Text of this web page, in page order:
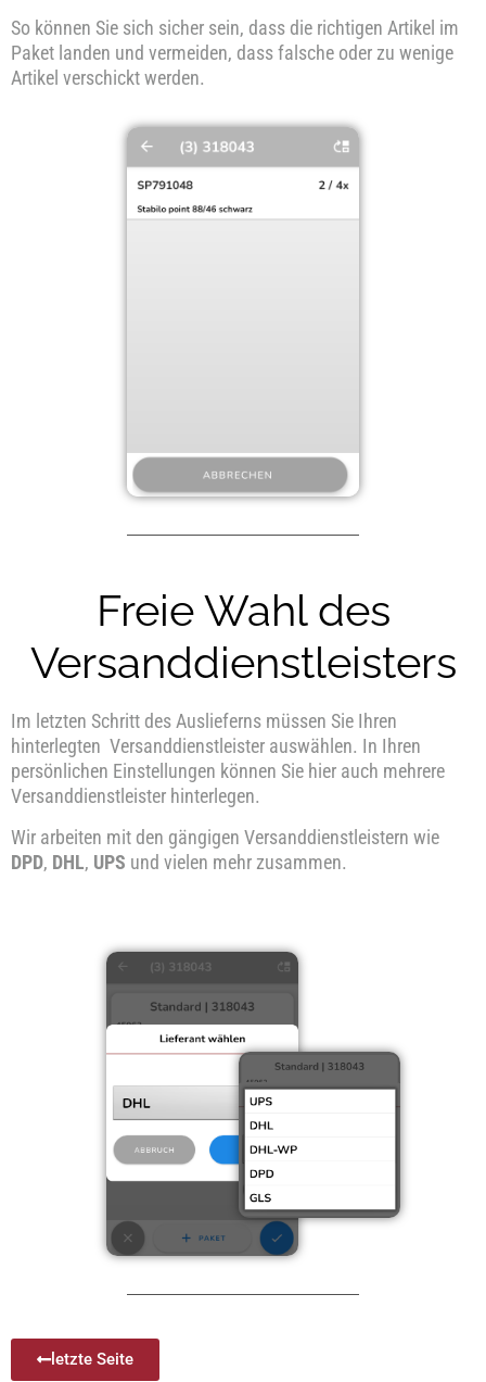
So können Sie sich sicher sein, dass die richtigen Artikel im
Paket landen und vermeiden, dass falsche oder zu wenige
Artikel verschickt werden.
Freie Wahl des
Versanddienstleisters
Im letzten Schritt des Auslieferns müssen Sie Ihren
hinterlegten Versanddienstleister auswählen. In Ihren
persönlichen Einstellungen können Sie hier auch mehrere
Versanddienstleister hinterlegen.
Wir arbeiten mit den gängigen Versanddienstleistern wie
DPD, DHL, UPS und vielen mehr zusammen.
letzte Seite